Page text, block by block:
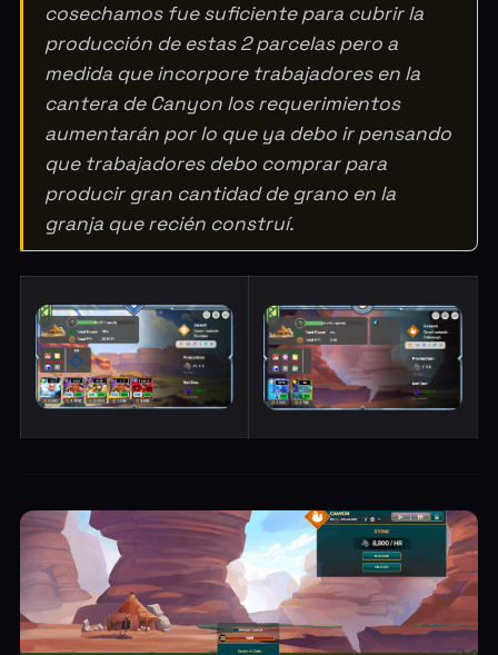
cosechamos fue suficiente para cubrir la
producción de estas 2 parcelas pero a
medida que incorpore trabajadores en la
cantera de Canyon los requerimientos
aumentarán por lo que ya debo ir pensando
que trabajadores debo comprar para
producir gran cantidad de grano en la
granja que recién construí.